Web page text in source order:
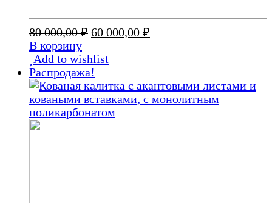
80 000,00₽ Первоначальная
составляла
80
000,00 ₽.
60 000,00 ₽
В корзину
Add to wishlist
Распродажа!